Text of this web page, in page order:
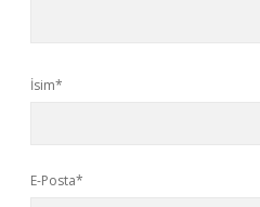
İsim*
E-Posta*